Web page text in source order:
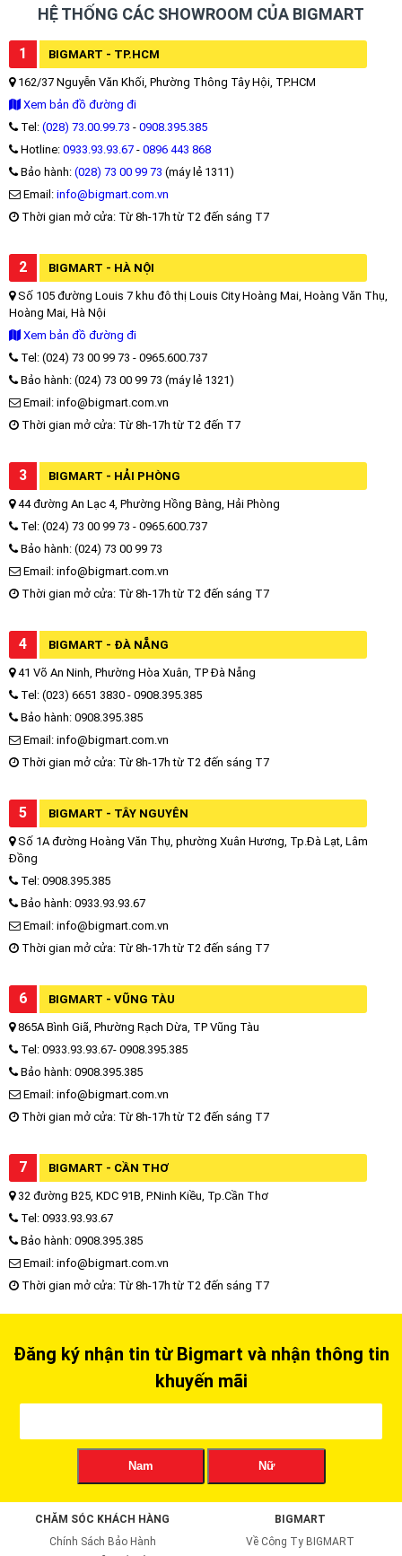
HỆ THỐNG CÁC SHOWROOM CỦA BIGMART
1 BIGMART - TP.HCM
162/37 Nguyễn Văn Khối, Phường Thông Tây Hội, TP.HCM
Xem bản đồ đường đi
Tel: (028) 73.00.99.73 - 0908.395.385
Hotline: 0933.93.93.67 - 0896 443 868
Bảo hành: (028) 73 00 99 73 (máy lẻ 1311)
Email: info@bigmart.com.vn
Thời gian mở cửa: Từ 8h-17h từ T2 đến sáng T7
2 BIGMART - HÀ NỘI
Số 105 đường Louis 7 khu đô thị Louis City Hoàng Mai, Hoàng Văn Thụ,
Hoàng Mai, Hà Nội
Xem bản đồ đường đi
Tel: (024) 73 00 99 73 - 0965.600.737
Bảo hành: (024) 73 00 99 73 (máy lẻ 1321)
Email: info@bigmart.com.vn
Thời gian mở cửa: Từ 8h-17h từ T2 đến T7
3 BIGMART - HẢI PHÒNG
44 đường An Lạc 4, Phường Hồng Bàng, Hải Phòng
Tel: (024) 73 00 99 73 - 0965.600.737
Bảo hành: (024) 73 00 99 73
Email: info@bigmart.com.vn
Thời gian mở cửa: Từ 8h-17h từ T2 đến sáng T7
4 BIGMART - ĐÀ NẴNG
41 Võ An Ninh, Phường Hòa Xuân, TP Đà Nẵng
Tel: (023) 6651 3830 - 0908.395.385
Bảo hành: 0908.395.385
Email: info@bigmart.com.vn
Thời gian mở cửa: Từ 8h-17h từ T2 đến sáng T7
5 BIGMART - TÂY NGUYÊN
Số 1A đường Hoàng Văn Thụ, phường Xuân Hương, Tp.Đà Lạt, Lâm
Đồng
Tel: 0908.395.385
Bảo hành: 0933.93.93.67
Email: info@bigmart.com.vn
Thời gian mở cửa: Từ 8h-17h từ T2 đến sáng T7
6 BIGMART - VŨNG TÀU
865A Bình Giã, Phường Rạch Dừa, TP Vũng Tàu
Tel: 0933.93.93.67- 0908.395.385
Bảo hành: 0908.395.385
Email: info@bigmart.com.vn
Thời gian mở cửa: Từ 8h-17h từ T2 đến sáng T7
7 BIGMART - CẦN THƠ
32 đường B25, KDC 91B, P.Ninh Kiều, Tp.Cần Thơ
Tel: 0933.93.93.67
Bảo hành: 0908.395.385
Email: info@bigmart.com.vn
Thời gian mở cửa: Từ 8h-17h từ T2 đến sáng T7
Đăng ký nhận tin từ Bigmart và nhận thông tin
khuyến mãi
Nam Nữ
CHĂM SÓC KHÁCH HÀNG
Chính Sách Bảo Hành
BIGMART
Về Công Ty BIGMART